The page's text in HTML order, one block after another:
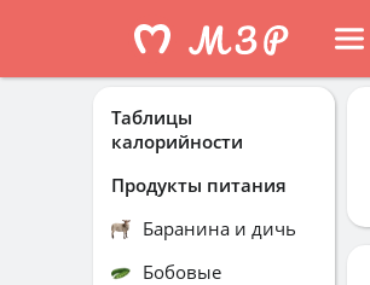
Таблицы
калорийности
Продукты питания
Баранина и дичь
Бобовые